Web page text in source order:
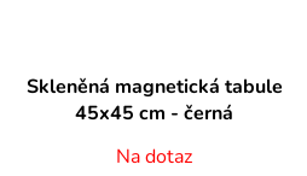
Skleněná magnetická tabule
45x45 cm - černá
Na dotaz